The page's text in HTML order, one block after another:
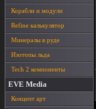
Корабли и модули
Refine калькулятор
Минералы в руде
Изотопы льда
Tech 2 компоненты
EVE Media
Концепт арт